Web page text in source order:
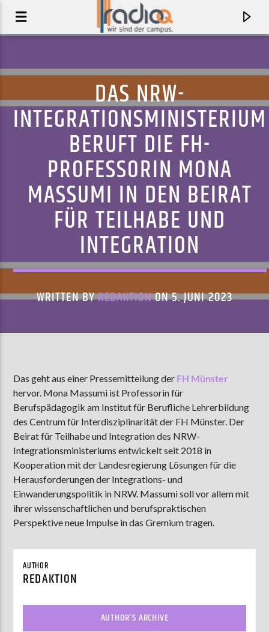
AKTUELLER TRACK
WIE DER SCHNEE
SOECKERS
MOEBIUS
ZU HÖREN INMünster 90,9 MHzSteinfurt
DAS NRW-
INTEGRATIONSMINISTERIUM
BERUFT DIE FH-
PROFESSORIN MONA
MASSUMI IN DEN BEIRAT
FÜR TEILHABE UND
INTEGRATION
WRITTEN BYREDAKTIONON 5. JUNI 2023
Das geht aus einer Pressemitteilung der FH Münster
hervor. Mona Massumi ist Professorin für
Berufspädagogik am Institut für Berufliche Lehrerbildung
des Centrum für Interdisziplinarität der FH Münster. Der
Beirat für Teilhabe und Integration des NRW-
Integrationsministeriums entwickelt seit 2018 in
Kooperation mit der Landesregierung Lösungen für die
Herausforderungen der Integrations- und
Einwanderungspolitik in NRW. Massumi soll vor allem mit
ihrer wissenschaftlichen und berufspraktischen
Perspektive neue Impulse in das Gremium tragen.
AUTHOR
REDAKTION
AUTHOR'S ARCHIVE